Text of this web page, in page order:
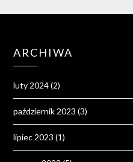
ARCHIWA
luty 2024(2)
październik 2023 (3)
lipiec 2023 (1)